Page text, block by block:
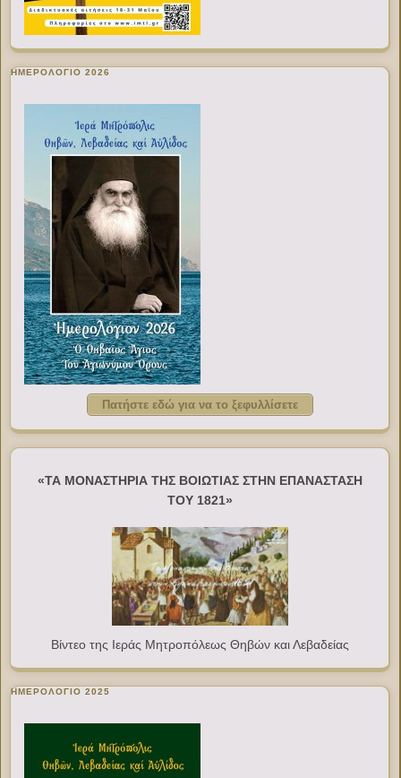
ΗΜΕΡΟΛΟΓΙΟ 2026
Πατήστε εδώ για να το ξεφυλλίσετε
«ΤΑ ΜΟΝΑΣΤΗΡΙΑ ΤΗΣ ΒΟΙΩΤΙΑΣ ΣΤΗΝ ΕΠΑΝΑΣΤΑΣΗ
ΤΟΥ 1821»
Βίντεο της Ιεράς Μητροπόλεως Θηβών και Λεβαδείας
ΗΜΕΡΟΛΟΓΙΟ 2025